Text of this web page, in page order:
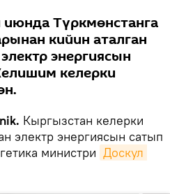
Түркмөнстанга
кийин аталган
энергиясын
келерки
Кыргызстан келерки
электр энергиясын сатып
министри Доскул